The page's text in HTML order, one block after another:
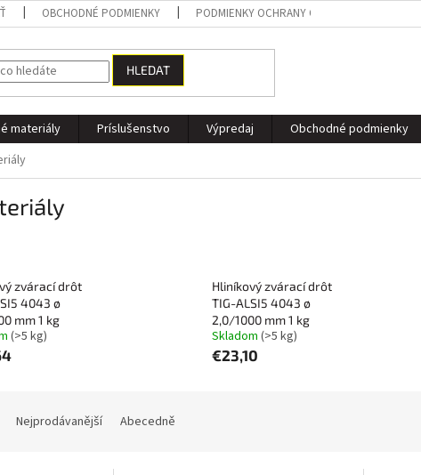
OBCHODNÉ PODMIENKY PODMIENKY OCHRANY OSOBNÝCH ÚDAJOV
HLEDAT
materiály Príslušenstvo Výpredaj Obchodné podmienky
zvárací drôt
4043 ø
mm 1 kg
(>5 kg)
Hliníkový zvárací drôt
TIG-ALSI5 4043 ø
2,0/1000 mm 1 kg
Skladom (>5 kg)
€23,10
Nejprodávanější Abecedně